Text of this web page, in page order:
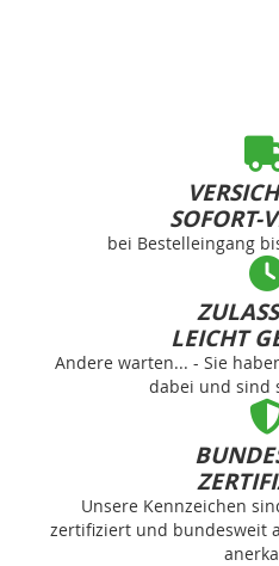
SOFORT-
bei Bestelleingang
LEICHT
Andere warten... - Sie
dabei und sind
Unsere Kennzeichen
zertifiziert und bundesweit